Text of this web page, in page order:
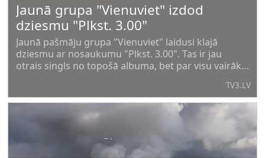
Jaunā grupa "Vienuviet" izdod
dziesmu "Plkst. 3.00"
Jaunā pašmāju grupa "Vienuviet" laidusi klajā
dziesmu ar nosaukumu "Plkst. 3.00". Tas ir jau
otrais singls no topošā albuma, bet par visu vairāk
– Oskars Deigelis, Kitija Deigele un Andris Strods.TV3.LV